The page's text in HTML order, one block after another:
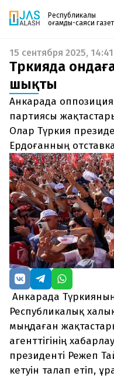
Республикалық
қоғамдық-саяси
Жаңалықтар
Спорт
Live
Руханият
Аймақ
Архив
Заң және тәртіп
Редакциямен байланыс
+7 708 604 51 06
Жарнама бөлімі
+7 701 220 64 52
Пошта
Газетке жазылу
PDF форматтағы
поштаңызға алып
шыққан сәтте сізге
енгізіңіз, біз қалғанын
15 сентября 2025, 14:41
Түркияда
шықты
Анкарада
партиясы
Олар Түркия
Ердоғанның
Анкарада
Республикалық
мыңдаған
агенттігінің
президенті Режеп
кетуін талап етіп,